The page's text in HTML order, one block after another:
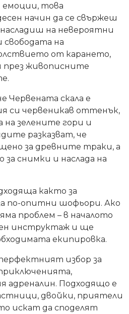
емоции, това
начин да се свържеш
на невероятни
на
от карането,
живописните
Червената скала е
си червеникав оттенък,
зелените гори и
разказват, че
за древните траки, а
снимки и наслада на
както за
по-опитни шофьори. Ако
проблем – в началото
инструктаж и ще
екипировка.
избор за
адреналин. Подходящо е
двойки, приятели
искат да споделят